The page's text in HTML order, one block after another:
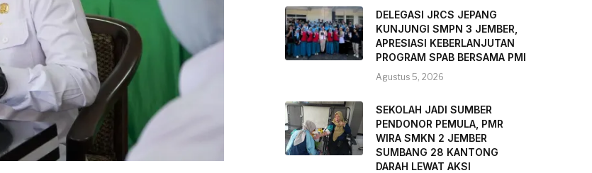
DELEGASI JRCS JEPANG
KUNJUNGI SMPN 3 JEMBER,
APRESIASI KEBERLANJUTAN
PROGRAM SPAB BERSAMA PMI
Agustus 5, 2026
SEKOLAH JADI SUMBER
PENDONOR PEMULA, PMR
WIRA SMKN 2 JEMBER
SUMBANG 28 KANTONG
DARAH LEWAT AKSI